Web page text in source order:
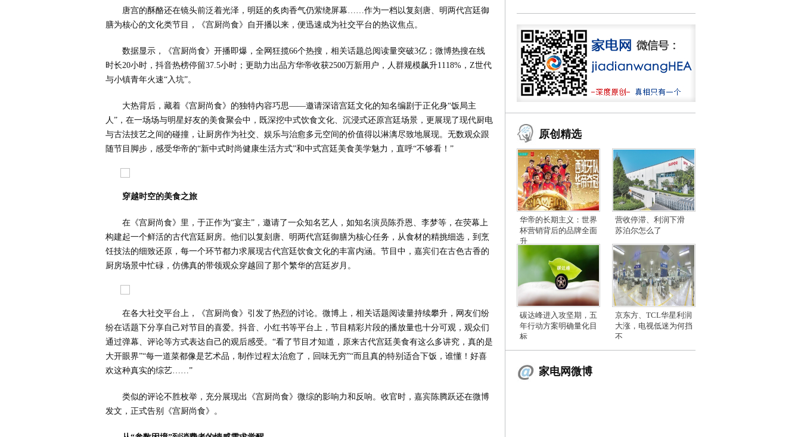
唐宫的酥酪还在镜头前泛着光泽，明廷的炙肉香气仍萦绕屏幕……作为一档以复刻唐、明两代宫廷御
膳为核心的文化类节目，《宫厨尚食》自开播以来，便迅速成为社交平台的热议焦点。
数据显示，《宫厨尚食》开播即爆，全网狂揽66个热搜，相关话题总阅读量突破3亿；微博热搜在线
时长20小时，抖音热榜停留37.5小时；更助力出品方华帝收获2500万新用户，人群规模飙升1118%，Z世代
与小镇青年火速“入坑”。
大热背后，藏着《宫厨尚食》的独特内容巧思——邀请深谙宫廷文化的知名编剧于正化身“饭局主
人”，在一场场与明星好友的美食聚会中，既深挖中式饮食文化、沉浸式还原宫廷场景，更展现了现代厨电
与古法技艺之间的碰撞，让厨房作为社交、娱乐与治愈多元空间的价值得以淋漓尽致地展现。无数观众跟
随节目脚步，感受华帝的“新中式时尚健康生活方式”和中式宫廷美食美学魅力，直呼“不够看！”
穿越时空的美食之旅
在《宫厨尚食》里，于正作为“宴主”，邀请了一众知名艺人，如知名演员陈乔恩、李梦等，在荧幕上
构建起一个鲜活的古代宫廷厨房。他们以复刻唐、明两代宫廷御膳为核心任务，从食材的精挑细选，到烹
饪技法的细致还原，每一个环节都力求展现古代宫廷饮食文化的丰富内涵。节目中，嘉宾们在古色古香的
厨房场景中忙碌，仿佛真的带领观众穿越回了那个繁华的宫廷岁月。
在各大社交平台上，《宫厨尚食》引发了热烈的讨论。微博上，相关话题阅读量持续攀升，网友们纷
纷在话题下分享自己对节目的喜爱。抖音、小红书等平台上，节目精彩片段的播放量也十分可观，观众们
通过弹幕、评论等方式表达自己的观后感受。“看了节目才知道，原来古代宫廷美食有这么多讲究，真的是
大开眼界”“每一道菜都像是艺术品，制作过程太治愈了，回味无穷”“而且真的特别适合下饭，谁懂！好喜
欢这种真实的综艺……”
类似的评论不胜枚举，充分展现出《宫厨尚食》微综的影响力和反响。收官时，嘉宾陈腾跃还在微博
发文，正式告别《宫厨尚食》。
原创精选
华帝的长期主义：世界
杯营销背后的品牌全面
升
营收停滞、利润下滑
苏泊尔怎么了
碳达峰进入攻坚期，五
年行动方案明确量化目
标
京东方、TCL华星利润
大涨，电视低迷为何挡
不
家电网微博